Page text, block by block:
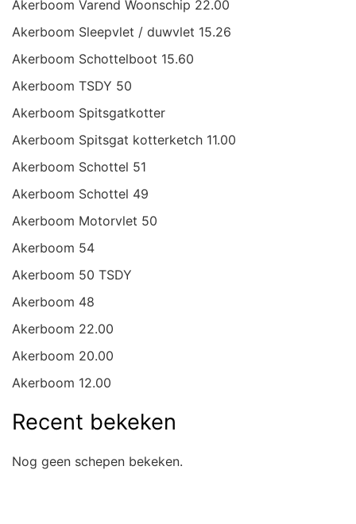
Akerboom Varend Woonschip 22.00
Akerboom Sleepvlet / duwvlet 15.26
Akerboom Schottelboot 15.60
Akerboom TSDY 50
Akerboom Spitsgatkotter
Akerboom Spitsgat kotterketch 11.00
Akerboom Schottel 51
Akerboom Schottel 49
Akerboom Motorvlet 50
Akerboom 54
Akerboom 50 TSDY
Akerboom 48
Akerboom 22.00
Akerboom 20.00
Akerboom 12.00
Recent bekeken
Nog geen schepen bekeken.